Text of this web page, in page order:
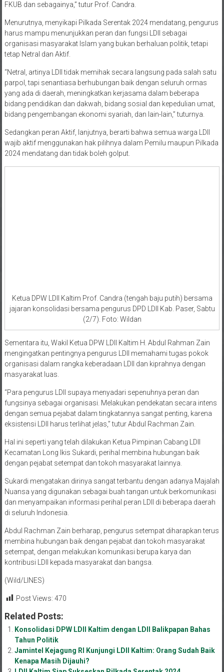
FKUB dan sebagainya,” tutur Prof. Candra.
Menurutnya, menyikapi Pilkada Serentak 2024 mendatang, pengurus
harus mampu menunjukkan peran dan fungsi LDII sebagai
organisasi masyarakat Islam yang bukan berhaluan politik, tetapi
tetap Netral dan Aktif.
“Netral, artinya LDII tidak memihak secara langsung pada salah satu
parpol, tapi senantiasa berhubungan baik dengan seluruh ormas
yang ada di daerah, meningkatkan kerjasama dalam beberapa
bidang pendidikan dan dakwah, bidang sosial dan kepedulian umat,
bidang pengembangan ekonomi syariah, dan lain-lain,” tuturnya.
Sedangkan peran Aktif, lanjutnya, berarti bahwa semua warga LDII
wajib aktif menggunakan hak pilihnya dalam Pemilu maupun Pilkada
2024 mendatang dan tidak boleh golput.
Ketua DPW LDII Kaltim Prof. Candra (tengah baju putih) bersama
jajaran konsolidasi bersama pengurus DPD LDII Kab. Paser, Sabtu
(2/7). Foto: Wildan
Sementara itu, Wakil Ketua DPW LDII Kaltim H. Abdul Rahman Zain
mengingatkan pentingnya pengurus LDII memahami tugas pokok
organisasi dalam rangka keberadaan LDII dan kiprahnya dengan
masyarakat luas.
“Para pengurus LDII supaya menyadari sepenuhnya peran dan
fungsinya sebagai organisasi. Melakukan pendekatan secara intens
dengan semua pejabat dalam tingkatannya sangat penting, karena
eksistensi LDII harus terlihat jelas,” tutur Abdul Rachman Zain.
Hal ini seperti yang telah dilakukan Ketua Pimpinan Cabang LDII
Kecamatan Long Ikis Sukardi, perihal membina hubungan baik
dengan pejabat setempat dan tokoh masyarakat lainnya.
Sukardi mengatakan dirinya sangat terbantu dengan adanya Majalah
Nuansa yang digunakan sebagai buah tangan untuk berkomunikasi
dan menyampaikan informasi perihal peran LDII di beberapa daerah
di seluruh Indonesia.
Abdul Rachman Zain berharap, pengurus setempat diharapkan terus
membina hubungan baik dengan pejabat dan tokoh masyarakat
setempat, dengan melakukan komunikasi berupa karya dan
kontribusi LDII kepada masyarakat dan bangsa.
(Wild/LINES)
Post Views: 470
Related Posts:
Konsolidasi DPW LDII Kaltim dengan LDII Balikpapan Bahas
Tahun Politik
Jamintel Kejagung RI Kunjungi LDII Kaltim: Orang Sudah Baik
Kenapa Masih Dijauhi?